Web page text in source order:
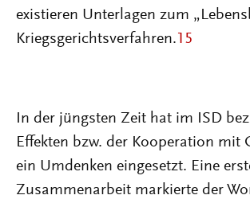
existieren Unterlagen zum
Kriegsgerichtsverfahren.15
In der jüngsten Zeit hat im ISD
Effekten bzw. der Kooperation mit
ein Umdenken eingesetzt. Eine
Zusammenarbeit markierte der